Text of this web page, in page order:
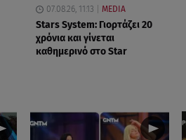
07.08.26, 11:13 MEDIA
Stars System: Γιορτάζει 20
χρόνια και γίνεται
καθημερινό στο Star